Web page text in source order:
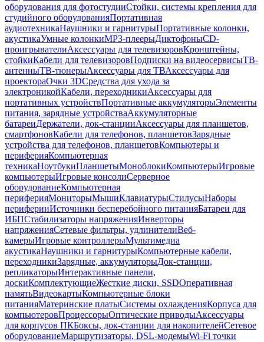
оборудования для фотостудииСтойки, системы крепления для
студийного оборудованияПортативная
аудиотехникаНаушники и гарнитурыПортативные колонки,
акустикаУмные колонкиMP3-плеерыДиктофоныCD-
проигрывателиАксессуары для телевизоровКронштейны,
стойкиКабели для телевизоровПодписки на видеосервисыТВ-
антенныТВ-тюнерыАксессуары для ТВАксессуары для
проектораОчки 3DСредства для ухода за
электроникойКабели, переходникиАксессуары для
портативных устройствПортативные аккумуляторыЭлементы
питания, зарядные устройстваАккумуляторные
батареиДержатели, док-станцииАксессуары для планшетов,
смартфоновКабели для телефонов, планшетовЗарядные
устройства для телефонов, планшетовКомпьютеры и
периферияКомпьютерная
техникаНоутбукиПланшетыМоноблокиКомпьютерыИгровые
компьютерыИгровые консолиСерверное
оборудованиеКомпьютерная
периферияМониторыМышиКлавиатурыСтилусыНаборы
периферииИсточники бесперебойного питанияБатареи для
ИБПСтабилизаторы напряженияИнверторы
напряженияСетевые фильтры, удлинителиВеб-
камерыИгровые контроллерыМультимедиа
акустикаНаушники и гарнитурыКомпьютерные кабели,
переходникиЗарядные, аккумуляторыДок-станции,
репликаторыИнтерактивные панели,
доскиКомплектующиеЖесткие диски, SSDОперативная
памятьВидеокартыКомпьютерные блоки
питанияМатеринские платыСистемы охлажденияКорпуса для
компьютеровПроцессорыОптические приводыАксессуары
для корпусов ПКБоксы, док-станции для накопителейСетевое
оборудованиеМаршрутизаторы, DSL-модемыWi-Fi точки